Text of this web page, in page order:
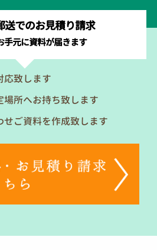
送でのお見積り請求
手元に資料が届きます
応致します
場所へお持ち致します
せご資料を作成致します